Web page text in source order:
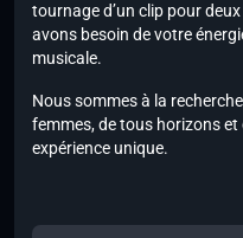
tournage d’un clip pour
avons besoin de votre
musicale.
Nous sommes à la
femmes, de tous horizons
expérience unique.